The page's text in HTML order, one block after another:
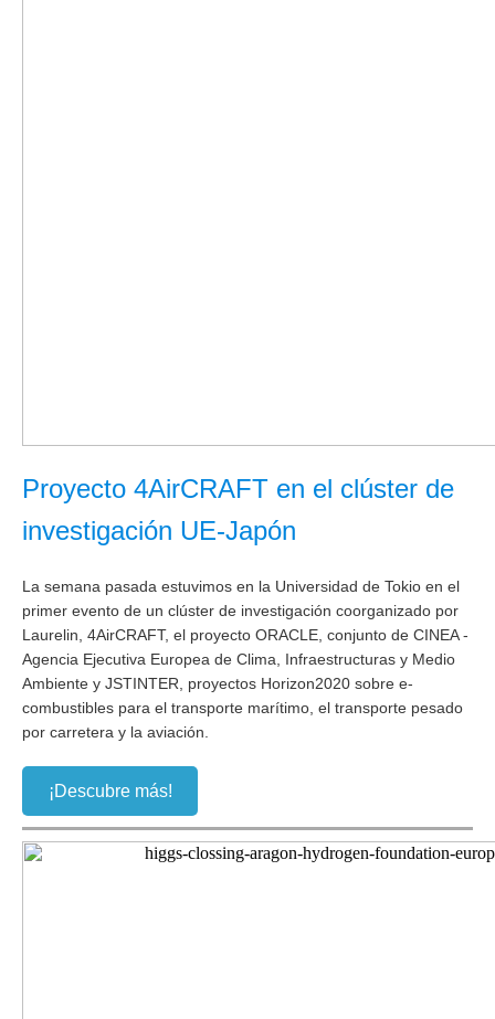
Proyecto 4AirCRAFT en el clúster de
investigación UE-Japón
La semana pasada estuvimos en la Universidad de Tokio en el
primer evento de un clúster de investigación coorganizado por
Laurelin, 4AirCRAFT, el proyecto ORACLE, conjunto de CINEA -
Agencia Ejecutiva Europea de Clima, Infraestructuras y Medio
Ambiente y JSTINTER, proyectos Horizon2020 sobre e-
combustibles para el transporte marítimo, el transporte pesado
por carretera y la aviación.
¡Descubre más!